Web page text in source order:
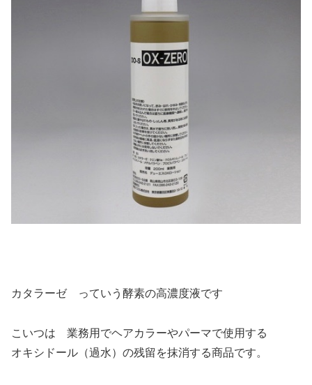
カタラーゼ っていう酵素の高濃度液です
こいつは 業務用でヘアカラーやパーマで使用する
オキシドール（過水）の残留を抹消する商品です。